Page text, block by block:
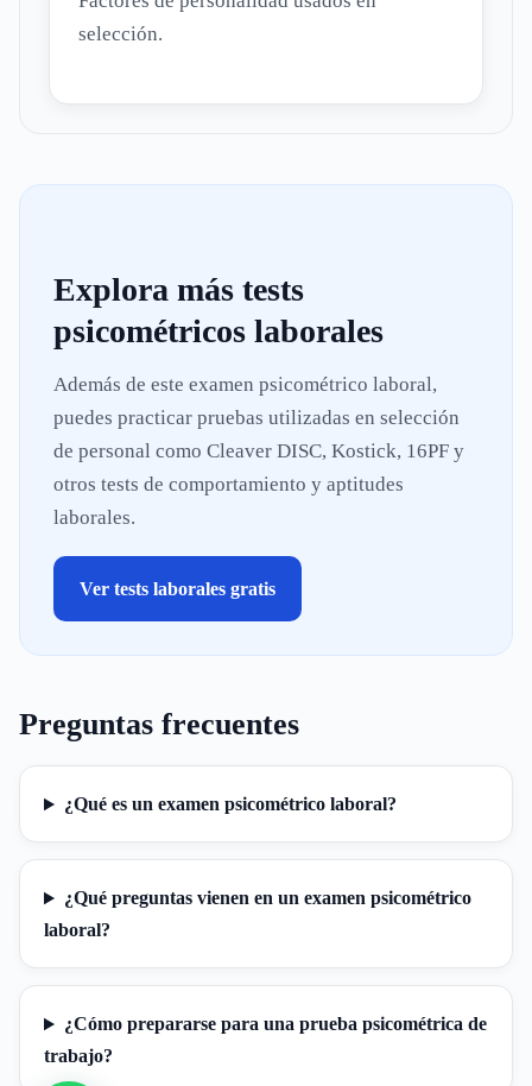
selección.
Explora más tests
psicométricos laborales
Además de este examen psicométrico laboral,
puedes practicar pruebas utilizadas en selección
de personal como Cleaver DISC, Kostick, 16PF y
otros tests de comportamiento y aptitudes
laborales.
Ver tests laborales gratis
Preguntas frecuentes
¿Qué es un examen psicométrico laboral?
¿Qué preguntas vienen en un examen psicométrico
laboral?
¿Cómo prepararse para una prueba psicométrica de
trabajo?